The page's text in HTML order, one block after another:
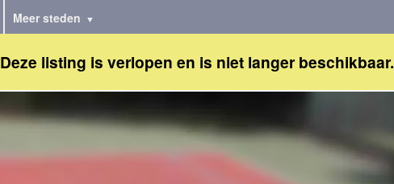
Meer steden
Deze listing is verlopen en is niet langer beschikbaar.